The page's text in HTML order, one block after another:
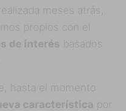
realizada meses atrás,
propios con el
de interés basados
hasta el momento
característica por